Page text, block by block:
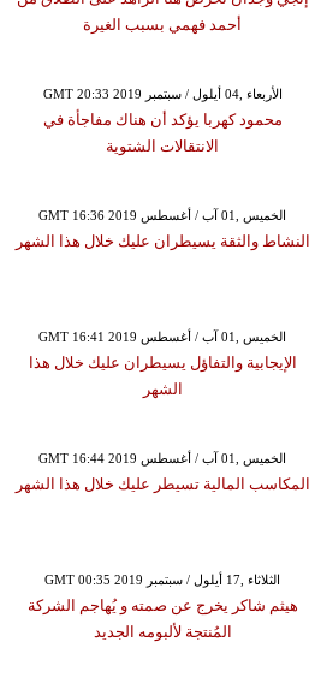
أحمد فهمي بسبب الغيرة
GMT 20:33 2019 الأربعاء ,04 أيلول / سبتمبر
محمود كهربا يؤكد أن هناك مفاجأة في
الانتقالات الشتوية
GMT 16:36 2019 الخميس ,01 آب / أغسطس
النشاط والثقة يسيطران عليك خلال هذا الشهر
GMT 16:41 2019 الخميس ,01 آب / أغسطس
الإيجابية والتفاؤل يسيطران عليك خلال هذا
الشهر
GMT 16:44 2019 الخميس ,01 آب / أغسطس
المكاسب المالية تسيطر عليك خلال هذا الشهر
GMT 00:35 2019 الثلاثاء ,17 أيلول / سبتمبر
هيثم شاكر يخرج عن صمته و يُهاجم الشركة
المُنتجة لألبومه الجديد